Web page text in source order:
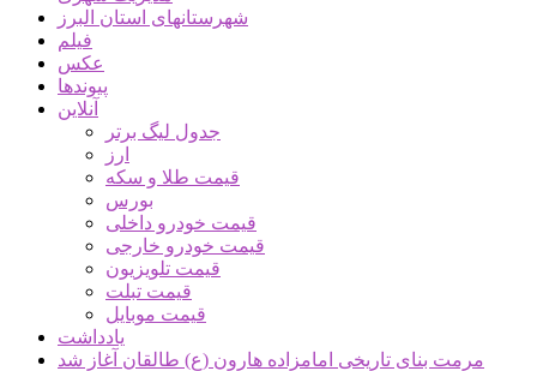
شهرستانهای استان البرز
فیلم
عکس
پیوندها
آنلاین
جدول لیگ برتر
ارز
قیمت طلا و سکه
بورس
قیمت خودرو داخلی
قیمت خودرو خارجی
قیمت تلویزیون
قیمت تبلت
قیمت موبایل
یادداشت
مرمت بنای تاریخی امامزاده هارون (ع) طالقان آغاز شد